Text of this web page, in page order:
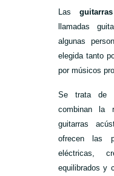
Las
llamadas
algunas
elegida tanto
por músicos
Se trata de
combinan la
guitarras
ofrecen las
eléctricas,
equilibrados y